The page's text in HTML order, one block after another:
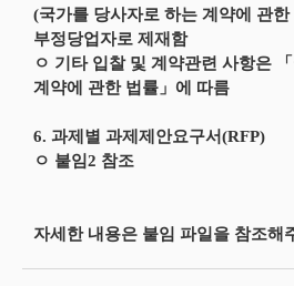
(국가를 당사자로 하는 계약에 관
부정당업자로 제재함
ㅇ 기타 입찰 및 계약관련 사항은
계약에 관한 법률」에 따름
6. 과제별 과제제안요구서(RFP)
ㅇ 붙임2 참조
자세한 내용은 붙임 파일을 참조해